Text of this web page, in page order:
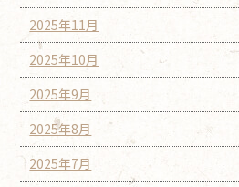
2025年11月
2025年10月
2025年9月
2025年8月
2025年7月